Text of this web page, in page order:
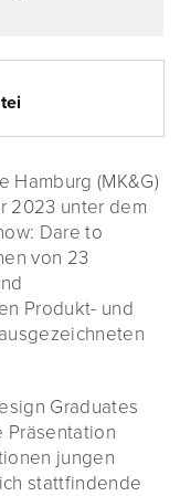
Hamburg (MK&G)
2023 unter dem
Dare to
von 23
Produkt- und
Graduates
Präsentation
jungen
stattfindende